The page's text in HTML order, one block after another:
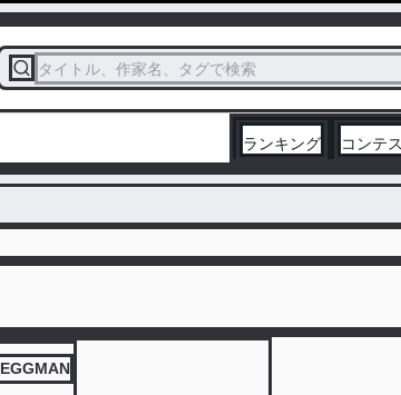
タイトル、作家名、タグで検索
ランキング コンテ
EGGMAN